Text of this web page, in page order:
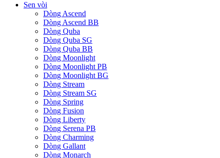
Sen vòi
Dòng Ascend
Dòng Ascend BB
Dòng Quba
Dòng Quba SG
Dòng Quba BB
Dòng Moonlight
Dòng Moonlight PB
Dòng Moonlight BG
Dòng Stream
Dòng Stream SG
Dòng Spring
Dòng Fusion
Dòng Liberty
Dòng Serena PB
Dòng Charming
Dòng Gallant
Dòng Monarch